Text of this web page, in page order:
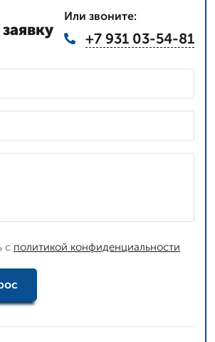
Или звоните:
+7 931 03-54-81
с политикой конфиденциальности